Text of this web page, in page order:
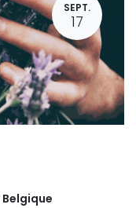
SEPT.
17
Belgique